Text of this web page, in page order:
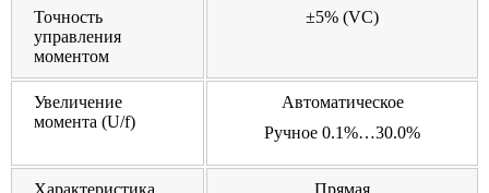
Точность
управления
моментом
±5% (VC)
Увеличение
момента (U/f)
Автоматическое
Ручное 0.1%…30.0%
Характеристика
Прямая